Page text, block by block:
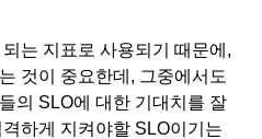
는 지표로 사용되기 때문에,
것이 중요한데, 그중에서도
의 SLO에 대한 기대치를 잘
하게 지켜야할 SLO이기는